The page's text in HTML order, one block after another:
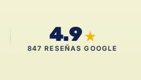
4.9 ★
847 RESEÑAS GOOGLE